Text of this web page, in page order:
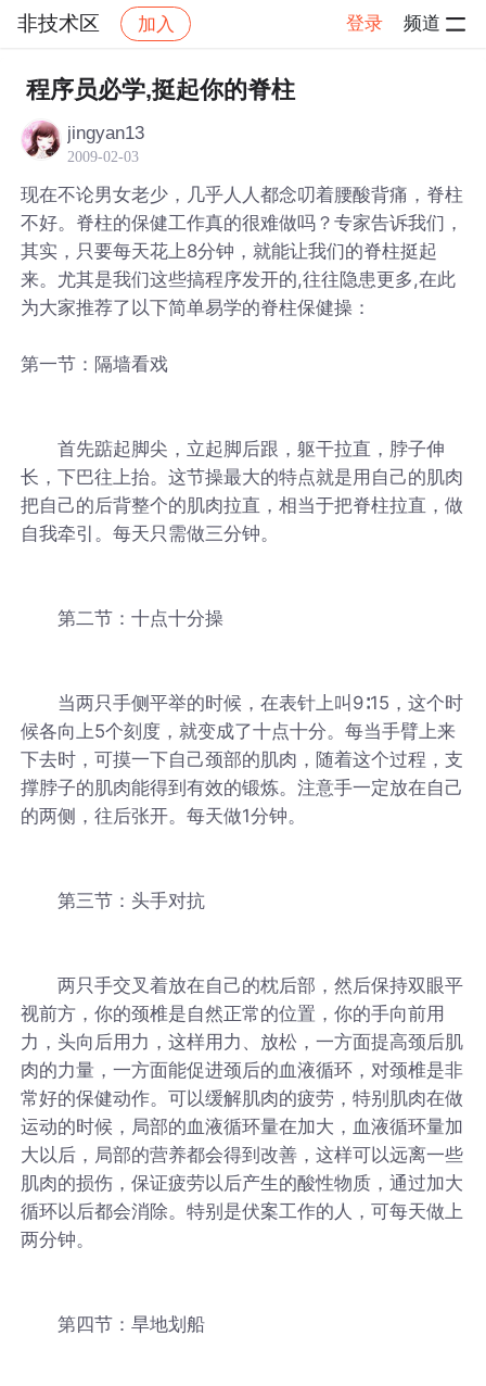
非技术区 加入 登录 频道
社区 非技术区 帖子详情
程序员必学,挺起你的脊柱
jingyan13
2009-02-03
现在不论男女老少，几乎人人都念叨着腰酸背痛，脊柱
不好。脊柱的保健工作真的很难做吗？专家告诉我们，
其实，只要每天花上8分钟，就能让我们的脊柱挺起
来。尤其是我们这些搞程序发开的,往往隐患更多,在此
为大家推荐了以下简单易学的脊柱保健操：
第一节：隔墙看戏
首先踮起脚尖，立起脚后跟，躯干拉直，脖子伸
长，下巴往上抬。这节操最大的特点就是用自己的肌肉
把自己的后背整个的肌肉拉直，相当于把脊柱拉直，做
自我牵引。每天只需做三分钟。
第二节：十点十分操
当两只手侧平举的时候，在表针上叫9∶15，这个时
候各向上5个刻度，就变成了十点十分。每当手臂上来
下去时，可摸一下自己颈部的肌肉，随着这个过程，支
撑脖子的肌肉能得到有效的锻炼。注意手一定放在自己
的两侧，往后张开。每天做1分钟。
第三节：头手对抗
两只手交叉着放在自己的枕后部，然后保持双眼平
视前方，你的颈椎是自然正常的位置，你的手向前用
力，头向后用力，这样用力、放松，一方面提高颈后肌
肉的力量，一方面能促进颈后的血液循环，对颈椎是非
常好的保健动作。可以缓解肌肉的疲劳，特别肌肉在做
运动的时候，局部的血液循环量在加大，血液循环量加
大以后，局部的营养都会得到改善，这样可以远离一些
肌肉的损伤，保证疲劳以后产生的酸性物质，通过加大
循环以后都会消除。特别是伏案工作的人，可每天做上
两分钟。
第四节：旱地划船